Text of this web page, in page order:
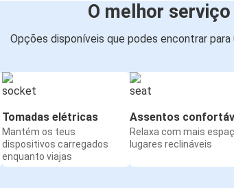
O melhor
Opções disponíveis que podes encontrar
Tomadas elétricas
Mantém os teus
dispositivos carregados
enquanto viajas
Assentos
Relaxa com mais
lugares reclináveis